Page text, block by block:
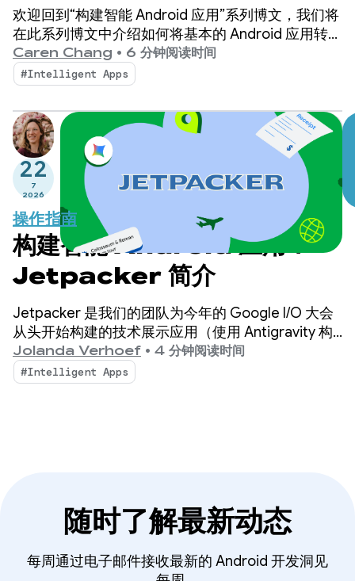
欢迎回到“构建智能 Android 应用”系列博文，我们将
在此系列博文中介绍如何将基本的 Android 应用转变
为个性化、智能化的智能体体验。在上一篇博文中，
我们介绍了 Jetpacker，这是我们将在本系列博文中
使用的演示版应用。
Caren Chang • 6 分钟阅读时间
#Intelligent Apps
22
7
2026
操作指南
构建智能 Android 应用：
Jetpacker 简介
Jetpacker 是我们的团队为今年的 Google I/O 大会
从头开始构建的技术展示应用（使用 Antigravity 构
建）。Jetpacker 的核心功能是帮助用户规划、探索
和享受他们的下一次重大冒险。
Jolanda Verhoef • 4 分钟阅读时间
#Intelligent Apps
随时了解最新动态
每周通过电子邮件接收最新的 Android 开发洞见